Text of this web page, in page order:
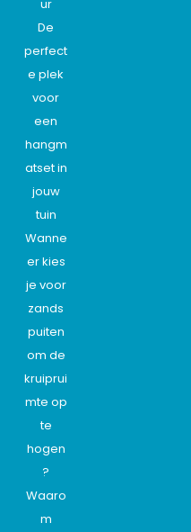
ur
De
perfect
e plek
voor
een
hangm
atset in
jouw
tuin
Wanne
er kies
je voor
zands
puiten
om de
kruiprui
mte op
te
hogen
?
Waaro
m